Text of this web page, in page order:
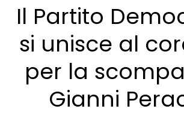
Il Partito
si unisce al
per la
Gianni